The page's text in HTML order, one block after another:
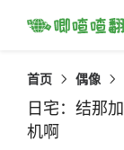
首页 偶像
日宅：结那
机啊